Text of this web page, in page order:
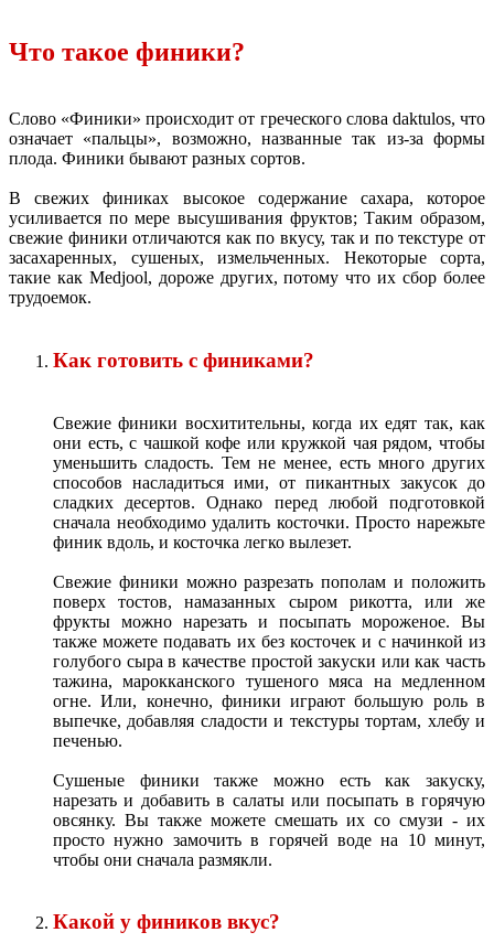
Что такое финики?
Слово «Финики» происходит от греческого слова daktulos, что
означает «пальцы», возможно, названные так из-за формы
плода. Финики бывают разных сортов.
В свежих финиках высокое содержание сахара, которое
усиливается по мере высушивания фруктов; Таким образом,
свежие финики отличаются как по вкусу, так и по текстуре от
засахаренных, сушеных, измельченных. Некоторые сорта,
такие как Medjool, дороже других, потому что их сбор более
трудоемок.
Как готовить с финиками?
Свежие финики восхитительны, когда их едят так, как
они есть, с чашкой кофе или кружкой чая рядом, чтобы
уменьшить сладость. Тем не менее, есть много других
способов насладиться ими, от пикантных закусок до
сладких десертов. Однако перед любой подготовкой
сначала необходимо удалить косточки. Просто нарежьте
финик вдоль, и косточка легко вылезет.
Свежие финики можно разрезать пополам и положить
поверх тостов, намазанных сыром рикотта, или же
фрукты можно нарезать и посыпать мороженое. Вы
также можете подавать их без косточек и с начинкой из
голубого сыра в качестве простой закуски или как часть
тажина, марокканского тушеного мяса на медленном
огне. Или, конечно, финики играют большую роль в
выпечке, добавляя сладости и текстуры тортам, хлебу и
печенью.
Сушеные финики также можно есть как закуску,
нарезать и добавить в салаты или посыпать в горячую
овсянку. Вы также можете смешать их со смузи - их
просто нужно замочить в горячей воде на 10 минут,
чтобы они сначала размякли.
Какой у фиников вкус?